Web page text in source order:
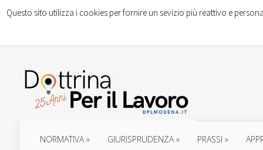
NORMATIVA» GIURISPRUDENZA» PRASSI »
Questo sito utilizza i cookies per fornire un sevizio più reattivo e